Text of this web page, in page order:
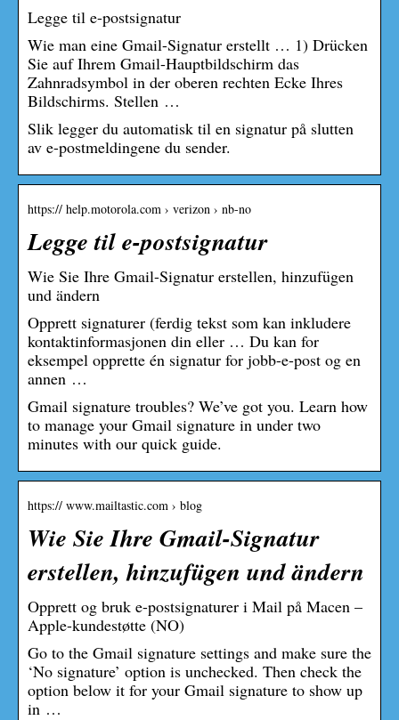
Legge til e-postsignatur
Wie man eine Gmail-Signatur erstellt … 1) Drücken
Sie auf Ihrem Gmail-Hauptbildschirm das
Zahnradsymbol in der oberen rechten Ecke Ihres
Bildschirms. Stellen …
Slik legger du automatisk til en signatur på slutten
av e-postmeldingene du sender.
https:// help.motorola.com › verizon › nb-no
Legge til e-postsignatur
Wie Sie Ihre Gmail-Signatur erstellen, hinzufügen
und ändern
Opprett signaturer (ferdig tekst som kan inkludere
kontaktinformasjonen din eller … Du kan for
eksempel opprette én signatur for jobb-e-post og en
annen …
Gmail signature troubles? We’ve got you. Learn how
to manage your Gmail signature in under two
minutes with our quick guide.
https:// www.mailtastic.com › blog
Wie Sie Ihre Gmail-Signatur
erstellen, hinzufügen und ändern
Opprett og bruk e-postsignaturer i Mail på Macen –
Apple-kundestøtte (NO)
Go to the Gmail signature settings and make sure the
‘No signature’ option is unchecked. Then check the
option below it for your Gmail signature to show up
in …